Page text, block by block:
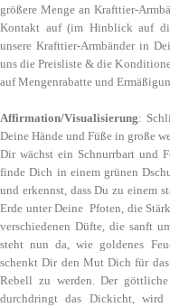
größere Menge an Krafttier-
Kontakt auf (im Hinblick auf
unsere Krafttier-Armbänder in
uns die Preisliste & die
auf Mengenrabatte und
Affirmation/Visualisierung:
Deine Hände und Füße in große
Dir wächst ein Schnurrbart und
finde Dich in einem grünen
und erkennst, dass Du zu einem
Erde unter Deine Pfoten, die
verschiedenen Düfte, die sanft
steht nun da, wie goldenes
schenkt Dir den Mut Dich für
Rebell zu werden. Der
durchdringt das Dickicht, wird